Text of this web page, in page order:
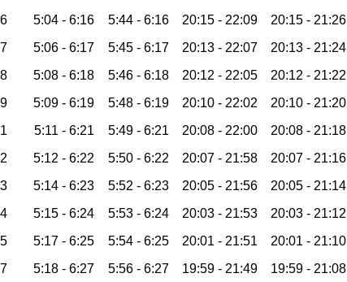
5:04 - 6:16 5:44 - 6:16 20:15 - 22:09 20:15 - 21:26
5:06 - 6:17 5:45 - 6:17 20:13 - 22:07 20:13 - 21:24
5:08 - 6:18 5:46 - 6:18 20:12 - 22:05 20:12 - 21:22
5:09 - 6:19 5:48 - 6:19 20:10 - 22:02 20:10 - 21:20
5:11 - 6:21 5:49 - 6:21 20:08 - 22:00 20:08 - 21:18
5:12 - 6:22 5:50 - 6:22 20:07 - 21:58 20:07 - 21:16
5:14 - 6:23 5:52 - 6:23 20:05 - 21:56 20:05 - 21:14
5:15 - 6:24 5:53 - 6:24 20:03 - 21:53 20:03 - 21:12
5:17 - 6:25 5:54 - 6:25 20:01 - 21:51 20:01 - 21:10
5:18 - 6:27 5:56 - 6:27 19:59 - 21:49 19:59 - 21:08